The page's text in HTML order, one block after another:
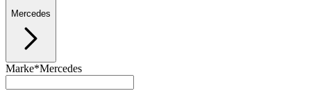
Mercedes
Marke*Mercedes